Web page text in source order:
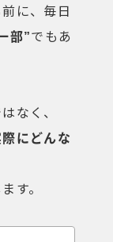
に、毎日
部”でもあ
なく、
にどんな
す。